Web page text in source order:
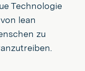
Technologie
lean
zu